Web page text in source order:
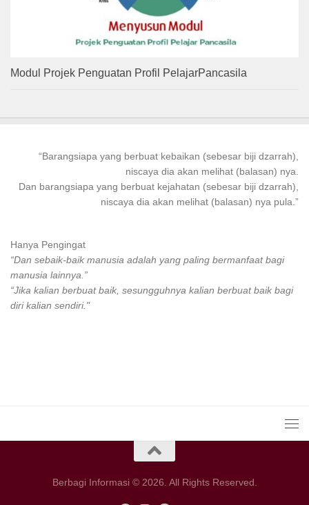
Modul Projek Penguatan Profil PelajarPancasila
“Barangsiapa yang berbuat kebaikan (sebesar biji dzarrah),
niscaya dia akan melihat (balasan) nya.
Dan barangsiapa yang berbuat kejahatan (sebesar biji dzarrah),
niscaya dia akan melihat (balasan) nya pula.”
Hanya Pengingat
“Dan sebaik-baik manusia adalah yang paling bermanfaat bagi
manusia lainnya.”
“Jika kalian berbuat baik, sesungguhnya kalian berbuat baik bagi
diri kalian sendiri."
Berbagi Informasi © 2026. All Rights Reserved.